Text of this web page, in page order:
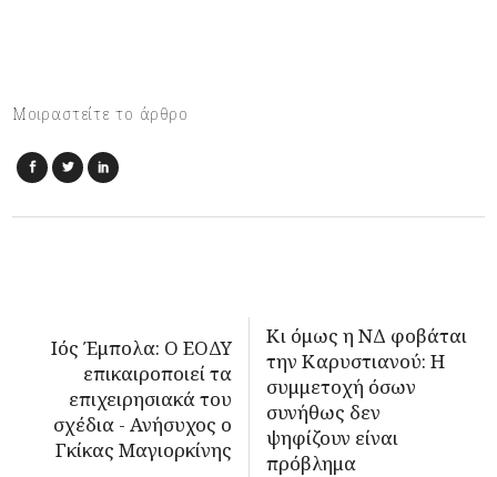
Μοιραστείτε το άρθρο
Ιός Έμπολα: Ο ΕΟΔΥ
επικαιροποιεί τα
επιχειρησιακά του
σχέδια - Ανήσυχος ο
Γκίκας Μαγιορκίνης
Κι όμως η ΝΔ φοβάται
την Καρυστιανού: Η
συμμετοχή όσων
συνήθως δεν
ψηφίζουν είναι
πρόβλημα